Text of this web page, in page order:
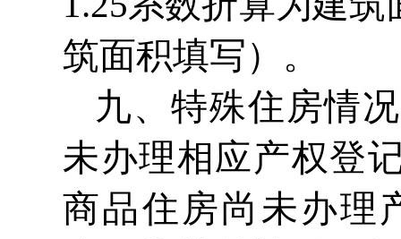
筑面积填写）。
九、特殊住房情
未办理相应产权登
商品住房尚未办理